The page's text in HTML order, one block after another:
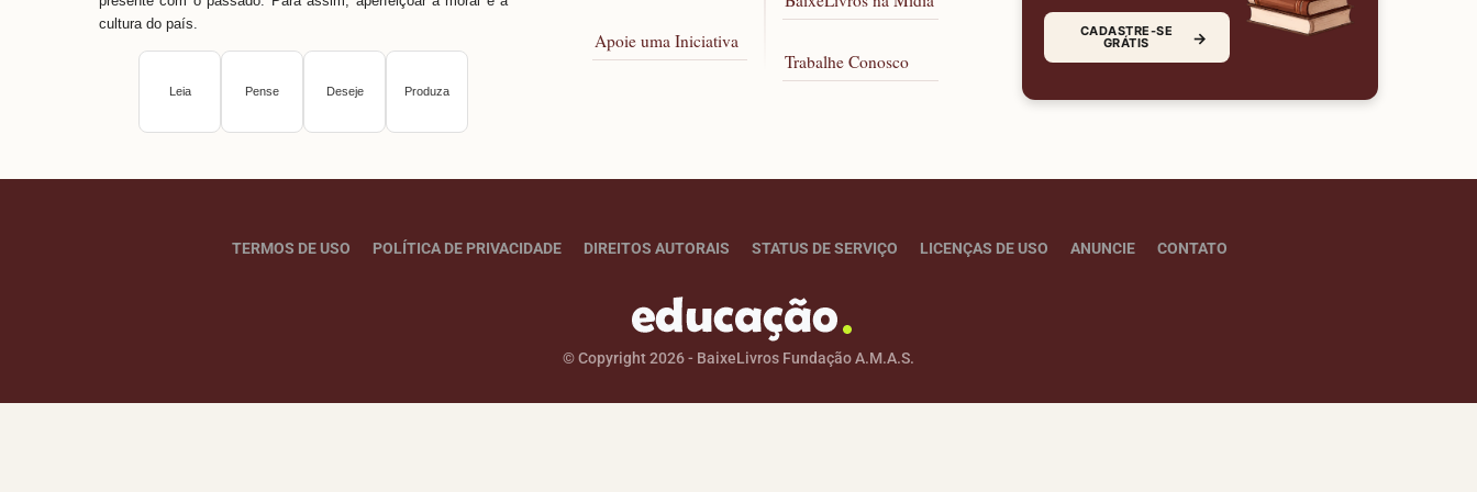
cultura do país.
Leia Pense Deseje Produza
Apoie uma Iniciativa
Trabalhe Conosco
CADASTRE-SE
GRÁTIS →
TERMOS DE USO POLÍTICA DE PRIVACIDADE DIREITOS AUTORAIS STATUS DE SERVIÇO LICENÇAS DE USO ANUNCIE CONTATO
© Copyright 2026 - BaixeLivros Fundação A.M.A.S.